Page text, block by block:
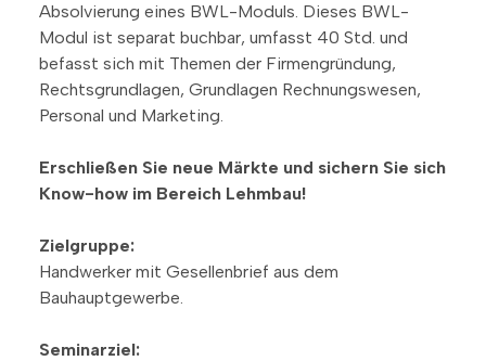
Absolvierung eines BWL-Moduls. Dieses BWL-
Modul ist separat buchbar, umfasst 40 Std. und
befasst sich mit Themen der Firmengründung,
Rechtsgrundlagen, Grundlagen Rechnungswesen,
Personal und Marketing.
Erschließen Sie neue Märkte und sichern Sie sich
Know-how im Bereich Lehmbau!
Zielgruppe:
Handwerker mit Gesellenbrief aus dem
Bauhauptgewerbe.
Seminarziel: